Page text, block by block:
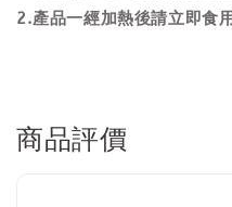
2.產品一經加熱後請立即食
商品評價